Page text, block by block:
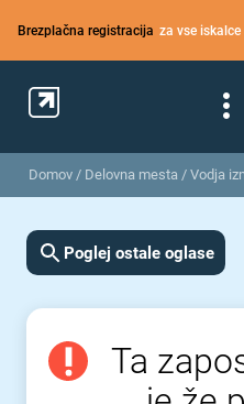
Brezplačna registracija za vse
Domov / Delovna mesta / Vodja
Poglej ostale oglase
Ta